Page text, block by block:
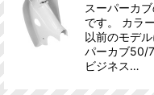
スーパーカ
です。 カラ
以前のモデ
パーカブ50/
ビジネス…